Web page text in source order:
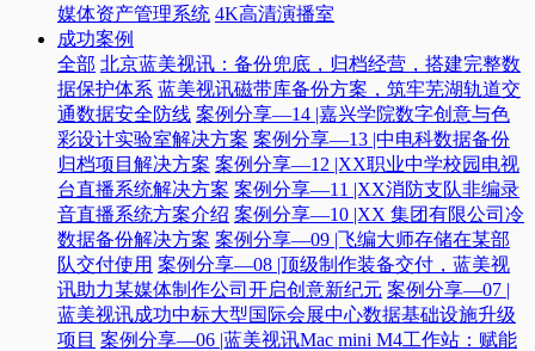
媒体资产管理系统 4K高清演播室
成功案例
全部 北京蓝美视讯：备份兜底，归档经营，搭建完整数
据保护体系 蓝美视讯磁带库备份方案，筑牢芜湖轨道交
通数据安全防线 案例分享—14 |嘉兴学院数字创意与色
彩设计实验室解决方案 案例分享—13 |中电科数据备份
归档项目解决方案 案例分享—12 |XX职业中学校园电视
台直播系统解决方案 案例分享—11 |XX消防支队非编录
音直播系统方案介绍 案例分享—10 |XX 集团有限公司冷
数据备份解决方案 案例分享—09 |飞编大师存储在某部
队交付使用 案例分享—08 |顶级制作装备交付，蓝美视
讯助力某媒体制作公司开启创意新纪元 案例分享—07 |
蓝美视讯成功中标大型国际会展中心数据基础设施升级
项目 案例分享—06 |蓝美视讯Mac mini M4工作站：赋能